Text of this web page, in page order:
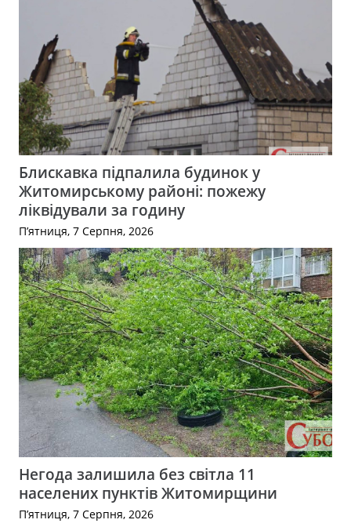
Блискавка підпалила будинок у
Житомирському районі: пожежу
ліквідували за годину
П’ятниця, 7 Серпня, 2026
Негода залишила без світла 11
населених пунктів Житомирщини
П’ятниця, 7 Серпня, 2026